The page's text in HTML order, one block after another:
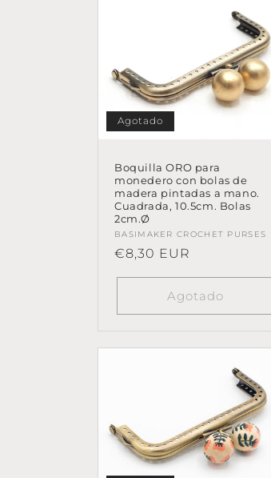
Agotado
Boquilla ORO para
monedero con bolas de
madera pintadas a mano.
Cuadrada, 10.5cm. Bolas
2cm.Ø
Proveedor:
BASIMAKER CROCHET PURSES
Precio
€8,30 EUR
Agotado